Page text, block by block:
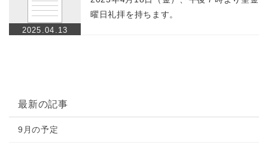
2025.04.13
曜日礼拝を持ちます。
最新の記事
9月の予定